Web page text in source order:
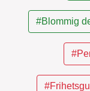
#Blommig